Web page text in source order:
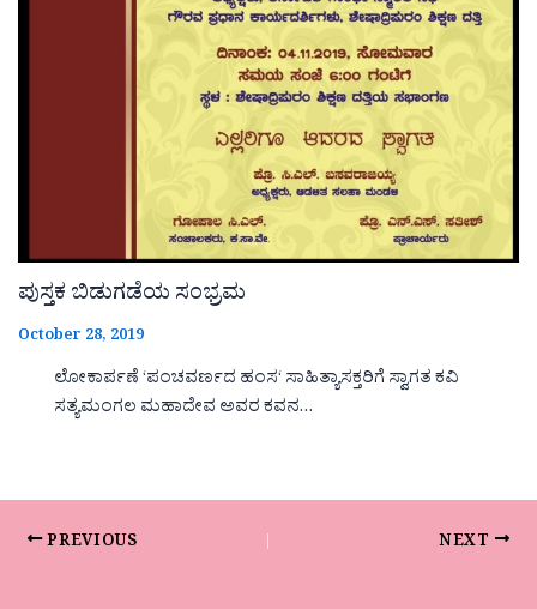
ಪುಸ್ತಕ ಬಿಡುಗಡೆಯ ಸಂಭ್ರಮ
October 28, 2019
ಲೋಕಾರ್ಪಣೆ ‘ಪಂಚವರ್ಣದ ಹಂಸ‘ ಸಾಹಿತ್ಯಾಸಕ್ತರಿಗೆ ಸ್ವಾಗತ ಕವಿ
ಸತ್ಯಮಂಗಲ ಮಹಾದೇವ ಅವರ ಕವನ…
PREVIOUS NEXT